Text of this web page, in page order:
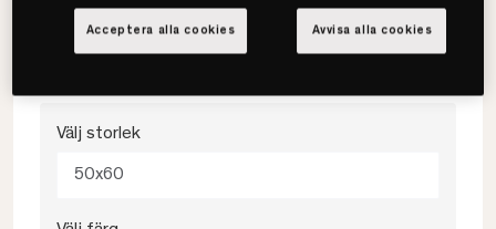
• OEKO-TEX-certifierad
• 100% bambu
• Mjuk & glansig
Välj storlek
50x60
Avvisa alla cookies
Acceptera alla cookies